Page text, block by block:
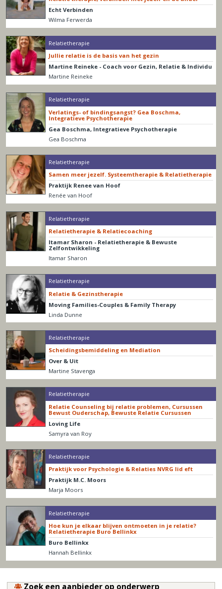
Echt Verbinden
Wilma Ferwerda
Relatietherapie
Jullie relatie is de basis van het gezin
Martine Reineke - Coach voor Gezin, Relatie & Individu
Martine Reineke
Relatietherapie
Verlatings- of bindingsangst? Gea Boschma,
Integratieve Psychotherapie
Gea Boschma, Integratieve Psychotherapie
Gea Boschma
Relatietherapie
Samen meer jezelf. Systeemtherapie & Relatietherapie
Praktijk Renee van Hoof
Renée van Hoof
Relatietherapie
Relatietherapie & Relatiecoaching
Itamar Sharon - Relatietherapie & Bewuste
Zelfontwikkeling
Itamar Sharon
Relatietherapie
Relatie & Gezinstherapie
Moving Families-Couples & Family Therapy
Linda Dunne
Relatietherapie
Scheidingsbemiddeling en Mediation
Over & Uit
Martine Stavenga
Relatietherapie
Relatie Counseling bij relatie problemen, Cursussen
Bewust Ouderschap, Bewuste Relatie Cursussen
Loving Life
Samyra van Roy
Relatietherapie
Praktijk voor Psychologie & Relaties NVRG lid eft
Praktijk M.C. Moors
Marja Moors
Relatietherapie
Hoe kun je elkaar blijven ontmoeten in je relatie?
Relatietherapie Buro Bellinkx
Buro Bellinkx
Hannah Bellinkx
Zoek een aanbieder op onderwerp